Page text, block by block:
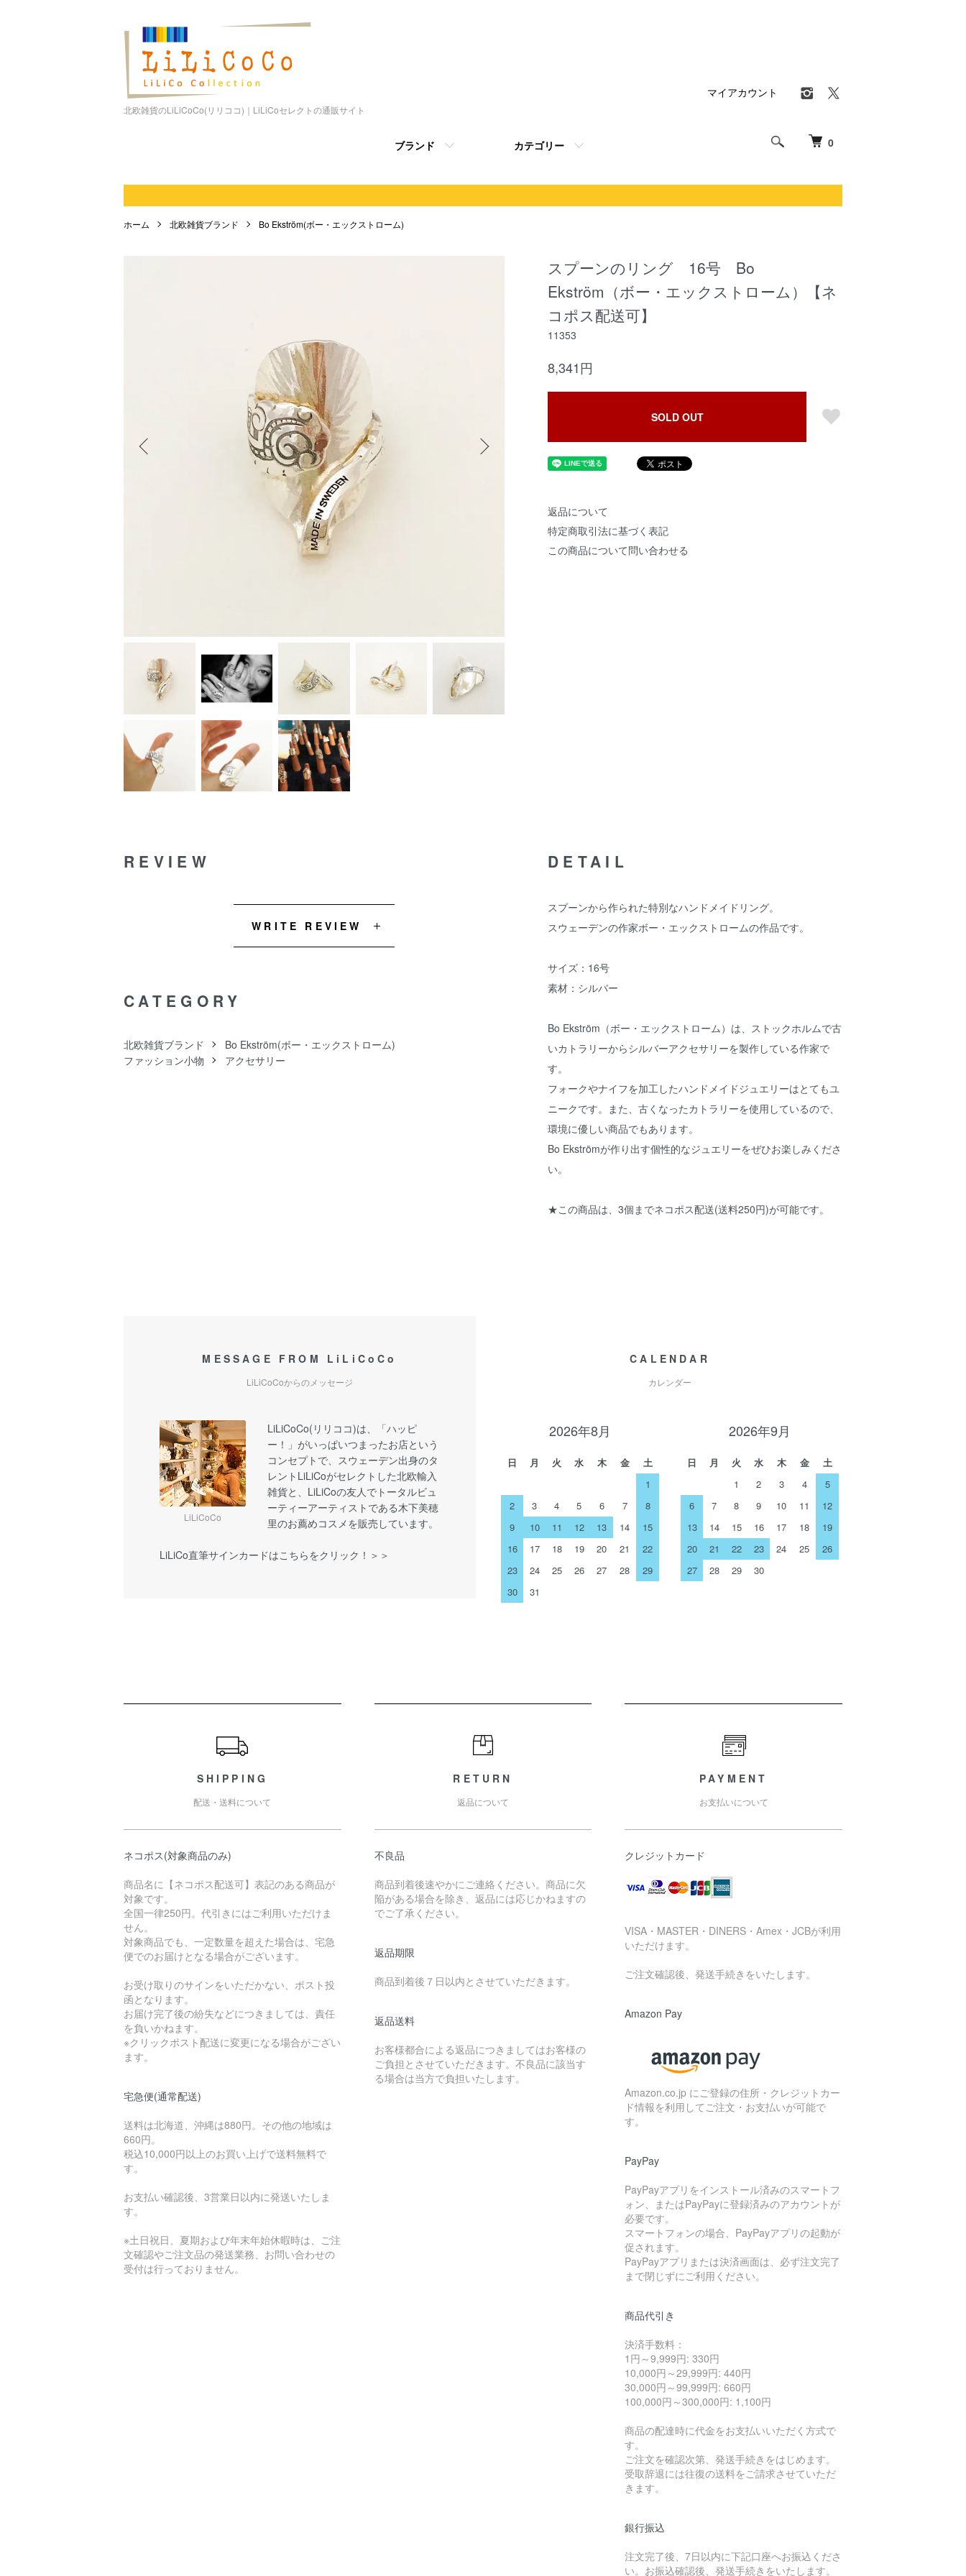
北欧雑貨のLiLiCoCo(リリココ)｜LiLiCoセレクトの通販サイト
0
ブランド カテゴリー
マイアカウント
ホーム 北欧雑貨ブランド Bo Ekström(ボー・エックストローム)
スプーンのリング 16号 Bo
Ekström（ボー・エックストローム）【ネ
コポス配送可】
11353
8,341円
SOLD OUT
返品について
特定商取引法に基づく表記
この商品について問い合わせる
DETAIL
スプーンから作られた特別なハンドメイドリング。
スウェーデンの作家ボー・エックストロームの作品です。
サイズ：16号
素材：シルバー
Bo Ekström（ボー・エックストローム）は、ストックホルムで古
いカトラリーからシルバーアクセサリーを製作している作家で
す。
フォークやナイフを加工したハンドメイドジュエリーはとてもユ
ニークです。また、古くなったカトラリーを使用しているので、
環境に優しい商品でもあります。
Bo Ekströmが作り出す個性的なジュエリーをぜひお楽しみくださ
い。
★この商品は、3個までネコポス配送(送料250円)が可能です。
REVIEW
WRITE REVIEW
CATEGORY
北欧雑貨ブランド
Bo Ekström(ボー・エックストローム)
ファッション小物
アクセサリー
MESSAGE FROM LiLiCoCo
LiLiCoCoからのメッセージ
LiLiCoCo
LiLiCoCo(リリココ)は、「ハッピ
ー！」がいっぱいつまったお店という
コンセプトで、スウェーデン出身のタ
レントLiLiCoがセレクトした北欧輸入
雑貨と、LiLiCoの友人でトータルビュ
ーティーアーティストである木下美穂
里のお薦めコスメを販売しています。
LiLiCo直筆サインカードはこちらをクリック！＞＞
CALENDAR
カレンダー
2026年8月
日 月 火 水 木 金
土
1
2
3 4 5 6 7
8
9
10 11 12 13 14
15
16
17 18 19 20 21
22
23
24 25 26 27 28
29
30
31
2026年9月
日 月 火 水 木 金
土
1
2 3 4
5
6
7 8 9 10 11
12
13
14 15 16 17 18
19
20
21 22 23 24 25
26
27
28 29 30
SHIPPING
配送・送料について
ネコポス(対象商品のみ)
商品名に【ネコポス配送可】表記のある商品が
対象です。
全国一律250円。代引きにはご利用いただけま
せん。
対象商品でも、一定数量を超えた場合は、宅急
便でのお届けとなる場合がございます。
お受け取りのサインをいただかない、ポスト投
函となります。
お届け完了後の紛失などにつきましては、責任
を負いかねます。
※クリックポスト配送に変更になる場合がござい
ます。
宅急便(通常配送)
送料は北海道、沖縄は880円。その他の地域は
660円。
税込10,000円以上のお買い上げで送料無料で
す。
お支払い確認後、3営業日以内に発送いたしま
す。
※土日祝日、夏期および年末年始休暇時は、ご注
文確認やご注文品の発送業務、お問い合わせの
受付は行っておりません。
RETURN
返品について
不良品
商品到着後速やかにご連絡ください。商品に欠
陥がある場合を除き、返品には応じかねますの
でご了承ください。
返品期限
商品到着後７日以内とさせていただきます。
返品送料
お客様都合による返品につきましてはお客様の
ご負担とさせていただきます。不良品に該当す
る場合は当方で負担いたします。
PAYMENT
お支払いについて
クレジットカード
VISA・MASTER・DINERS・Amex・JCBが利用
いただけます。
ご注文確認後、発送手続きをいたします。
Amazon Pay
Amazon.co.jp にご登録の住所・クレジットカー
ド情報を利用してご注文・お支払いが可能で
す。
PayPay
PayPayアプリをインストール済みのスマートフ
ォン、またはPayPayに登録済みのアカウントが
必要です。
スマートフォンの場合、PayPayアプリの起動が
促されます。
PayPayアプリまたは決済画面は、必ず注文完了
まで閉じずにご利用ください。
商品代引き
決済手数料：
1円～9,999円: 330円
10,000円～29,999円: 440円
30,000円～99,999円: 660円
100,000円～300,000円: 1,100円
商品の配達時に代金をお支払いいただく方式で
す。
ご注文を確認次第、発送手続きをはじめます。
受取辞退には往復の送料をご請求させていただ
きます。
銀行振込
注文完了後、7日以内に下記口座へお振込くださ
い。お振込確認後、発送手続きをいたします。